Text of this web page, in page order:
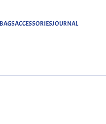
BAGSACCESSORIESJOURNAL